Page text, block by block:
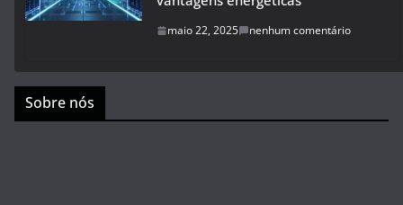
maio 22, 2025 nenhum comentário
Sobre nós